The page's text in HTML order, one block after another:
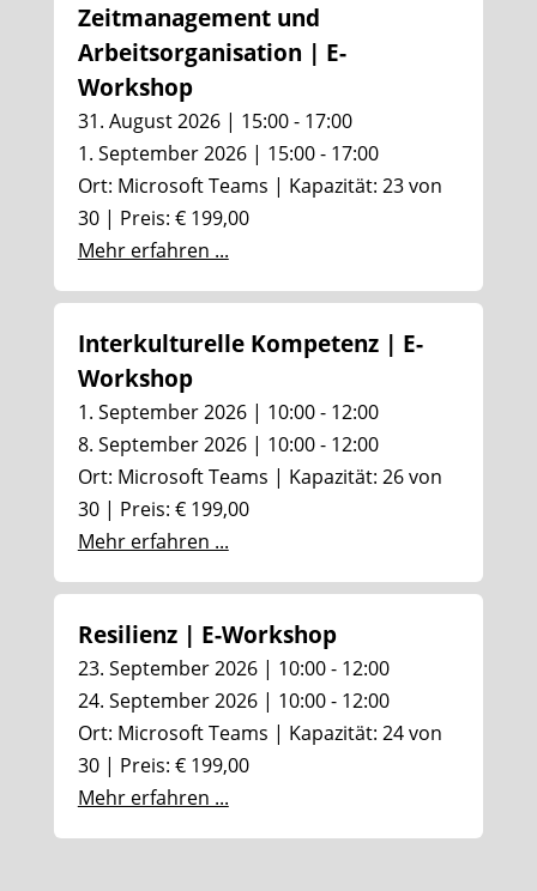
Zeitmanagement und
Arbeitsorganisation | E-
Workshop
31. August 2026 | 15:00 - 17:00
1. September 2026 | 15:00 - 17:00
Ort: Microsoft Teams | Kapazität: 23 von
30 | Preis: € 199,00
Mehr erfahren ...
Interkulturelle Kompetenz | E-
Workshop
1. September 2026 | 10:00 - 12:00
8. September 2026 | 10:00 - 12:00
Ort: Microsoft Teams | Kapazität: 26 von
30 | Preis: € 199,00
Mehr erfahren ...
Resilienz | E-Workshop
23. September 2026 | 10:00 - 12:00
24. September 2026 | 10:00 - 12:00
Ort: Microsoft Teams | Kapazität: 24 von
30 | Preis: € 199,00
Mehr erfahren ...